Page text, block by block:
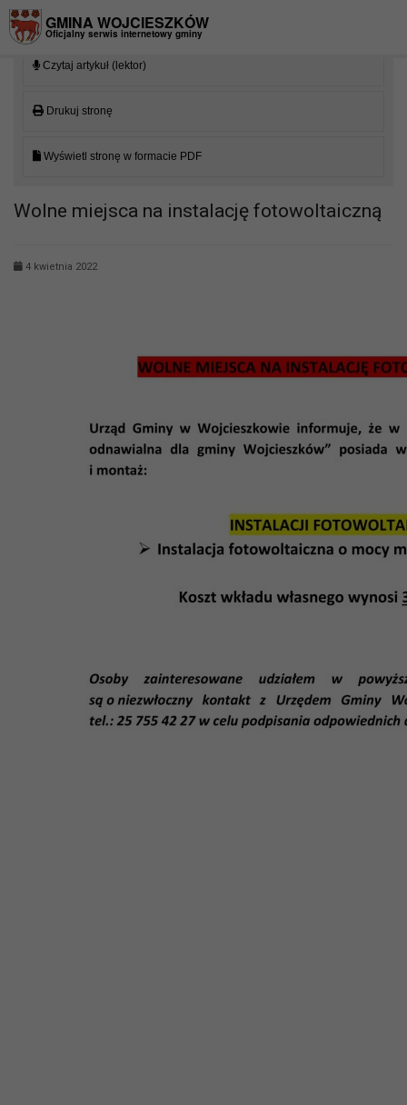
GMINA WOJCIESZKÓW
Oficjalny serwis internetowy gminy
Czytaj artykuł (lektor)
Drukuj stronę
Wyświetl stronę w formacie PDF
Wolne miejsca na instalację fotowoltaiczną
4 kwietnia 2022